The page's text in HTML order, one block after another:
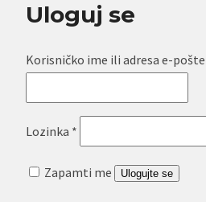
Uloguj se
Korisničko ime ili adresa e-pošte
Lozinka *
Zapamti me Ulogujte se